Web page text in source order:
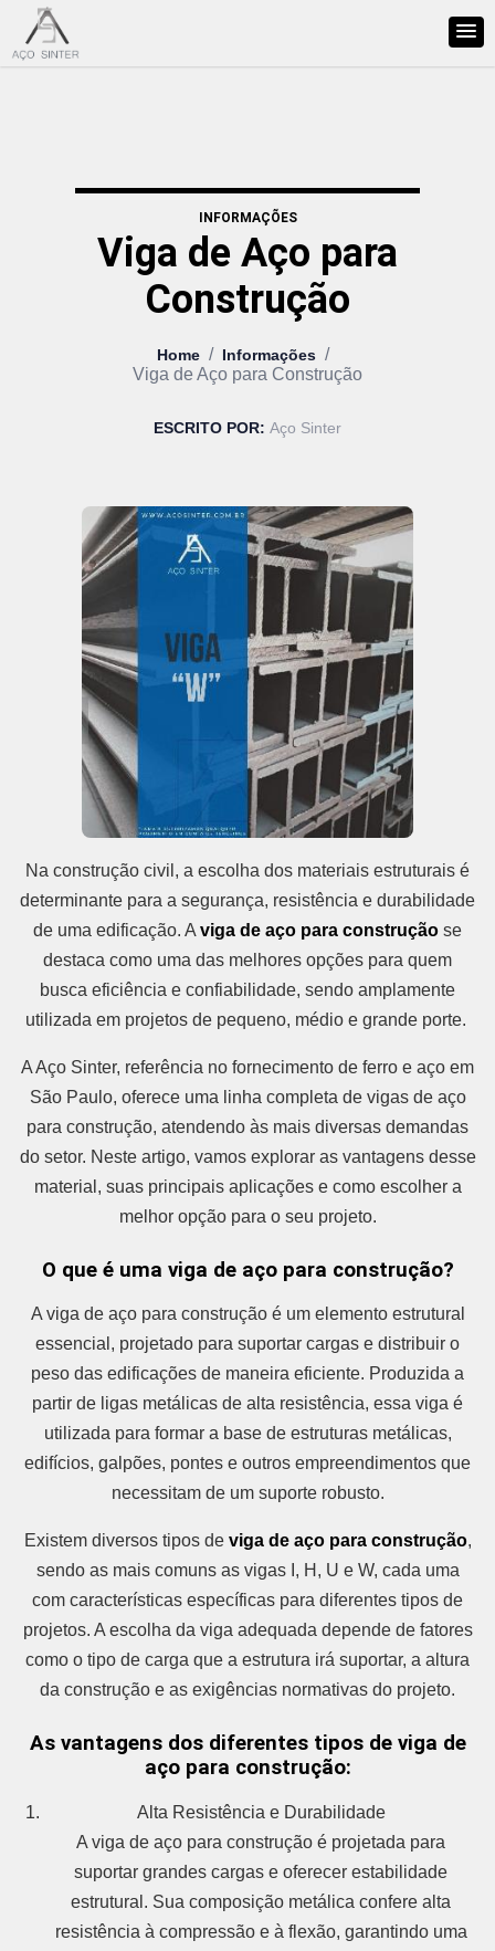
INFORMAÇÕES
Viga de Aço para
Construção
Home / Informações /
Viga de Aço para Construção
ESCRITO POR: Aço Sinter
Na construção civil, a escolha dos materiais estruturais é
determinante para a segurança, resistência e durabilidade
de uma edificação. A viga de aço para construção se
destaca como uma das melhores opções para quem
busca eficiência e confiabilidade, sendo amplamente
utilizada em projetos de pequeno, médio e grande porte.
A Aço Sinter, referência no fornecimento de ferro e aço em
São Paulo, oferece uma linha completa de vigas de aço
para construção, atendendo às mais diversas demandas
do setor. Neste artigo, vamos explorar as vantagens desse
material, suas principais aplicações e como escolher a
melhor opção para o seu projeto.
O que é uma viga de aço para construção?
A viga de aço para construção é um elemento estrutural
essencial, projetado para suportar cargas e distribuir o
peso das edificações de maneira eficiente. Produzida a
partir de ligas metálicas de alta resistência, essa viga é
utilizada para formar a base de estruturas metálicas,
edifícios, galpões, pontes e outros empreendimentos que
necessitam de um suporte robusto.
Existem diversos tipos de viga de aço para construção,
sendo as mais comuns as vigas I, H, U e W, cada uma
com características específicas para diferentes tipos de
projetos. A escolha da viga adequada depende de fatores
como o tipo de carga que a estrutura irá suportar, a altura
da construção e as exigências normativas do projeto.
As vantagens dos diferentes tipos de viga de
aço para construção:
Alta Resistência e Durabilidade
A viga de aço para construção é projetada para
suportar grandes cargas e oferecer estabilidade
estrutural. Sua composição metálica confere alta
resistência à compressão e à flexão, garantindo uma